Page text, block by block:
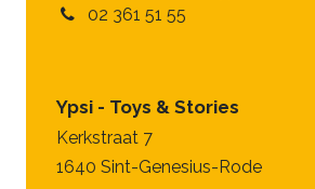
02 361 51 55
Ypsi - Toys & Stories
Kerkstraat 7
1640 Sint-Genesius-Rode